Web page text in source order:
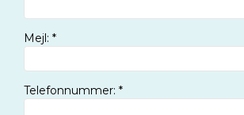
Mejl: *
Telefonnummer: *